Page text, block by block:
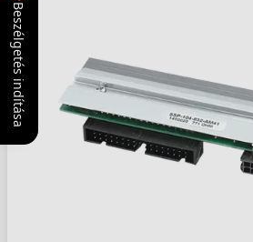
Beszélgetés indítása